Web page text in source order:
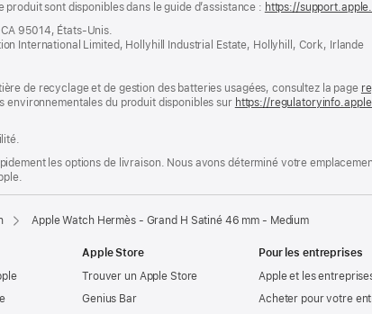
sont disponibles dans le guide d’assistance : https://
95014, États-Unis.
International Limited, Hollyhill Industrial Estate, Hollyhill, Cork, Irlande
de recyclage et de gestion des batteries usagées, consultez la page
du produit disponibles sur https://
les options de livraison. Nous avons déterminé votre
Apple Watch Hermès - Grand H Satiné 46 mm - Medium
Apple Store
Trouver un Apple Store
Genius Bar
Pour les entreprises
Apple et les
Acheter pour votre